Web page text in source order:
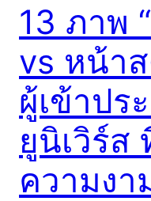
13 ภาพ
vs หน้าส
ผู้เข้าปร
ยูนิเวิร์ส
ความงา